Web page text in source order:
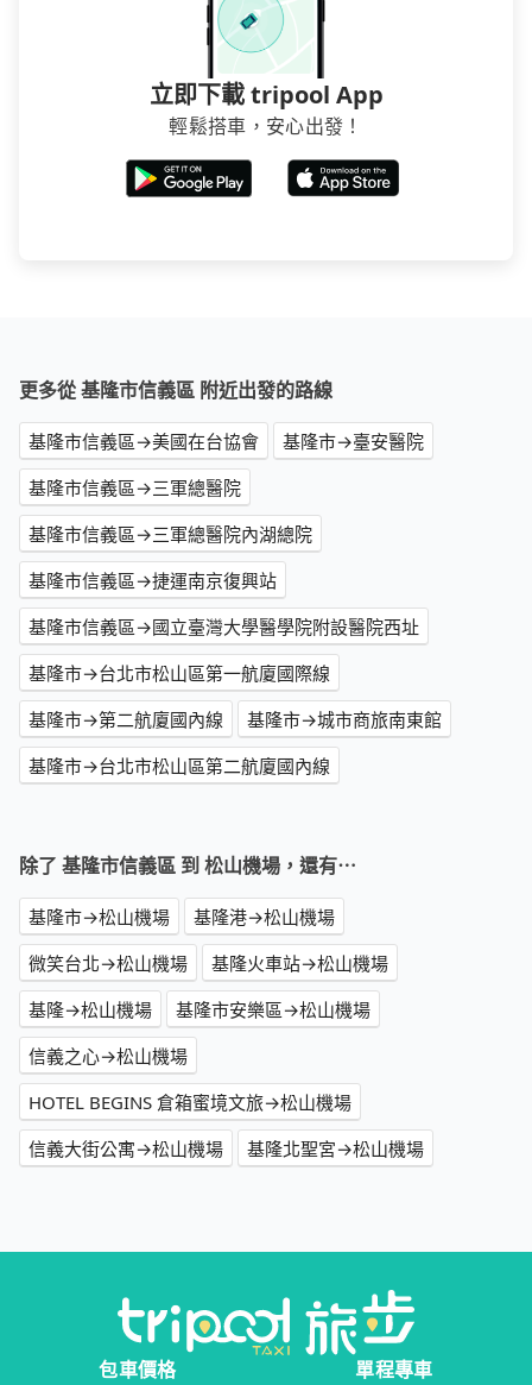
立即下載 tripool App
輕鬆搭車，安心出發！
更多從 基隆市信義區 附近出發的路線
基隆市信義區→美國在台協會
基隆市→臺安醫院
基隆市信義區→三軍總醫院
基隆市信義區→三軍總醫院內湖總院
基隆市信義區→捷運南京復興站
基隆市信義區→國立臺灣大學醫學院附設醫院西址
基隆市→台北市松山區第一航廈國際線
基隆市→第二航廈國內線
基隆市→城市商旅南東館
基隆市→台北市松山區第二航廈國內線
除了 基隆市信義區 到 松山機場，還有⋯
基隆市→松山機場
基隆港→松山機場
微笑台北→松山機場
基隆火車站→松山機場
基隆→松山機場
基隆市安樂區→松山機場
信義之心→松山機場
HOTEL BEGINS 倉箱蜜境文旅→松山機場
信義大街公寓→松山機場
基隆北聖宮→松山機場
包車價格
單程專車